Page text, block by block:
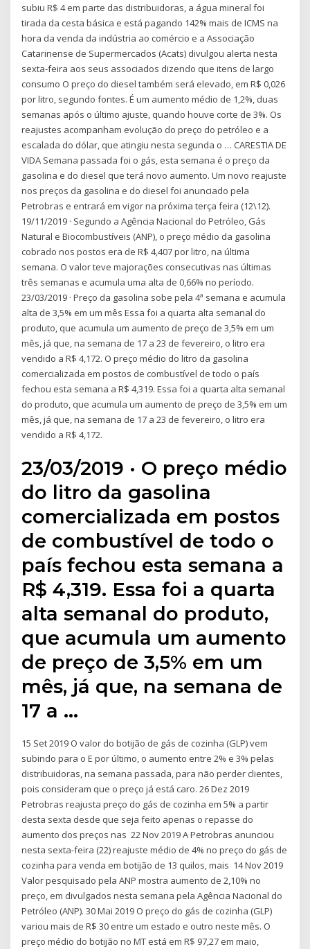
subiu R$ 4 em parte das distribuidoras, a água mineral foi
tirada da cesta básica e está pagando 142% mais de ICMS na
hora da venda da indústria ao comércio e a Associação
Catarinense de Supermercados (Acats) divulgou alerta nesta
sexta-feira aos seus associados dizendo que itens de largo
consumo O preço do diesel também será elevado, em R$ 0,026
por litro, segundo fontes. É um aumento médio de 1,2%, duas
semanas após o último ajuste, quando houve corte de 3%. Os
reajustes acompanham evolução do preço do petróleo e a
escalada do dólar, que atingiu nesta segunda o … CARESTIA DE
VIDA Semana passada foi o gás, esta semana é o preço da
gasolina e do diesel que terá novo aumento. Um novo reajuste
nos preços da gasolina e do diesel foi anunciado pela
Petrobras e entrará em vigor na próxima terça feira (12\12).
19/11/2019 · Segundo a Agência Nacional do Petróleo, Gás
Natural e Biocombustíveis (ANP), o preço médio da gasolina
cobrado nos postos era de R$ 4,407 por litro, na última
semana. O valor teve majorações consecutivas nas últimas
três semanas e acumula uma alta de 0,66% no período.
23/03/2019 · Preço da gasolina sobe pela 4ª semana e acumula
alta de 3,5% em um mês Essa foi a quarta alta semanal do
produto, que acumula um aumento de preço de 3,5% em um
mês, já que, na semana de 17 a 23 de fevereiro, o litro era
vendido a R$ 4,172. O preço médio do litro da gasolina
comercializada em postos de combustível de todo o país
fechou esta semana a R$ 4,319. Essa foi a quarta alta semanal
do produto, que acumula um aumento de preço de 3,5% em um
mês, já que, na semana de 17 a 23 de fevereiro, o litro era
vendido a R$ 4,172.
23/03/2019 · O preço médio
do litro da gasolina
comercializada em postos
de combustível de todo o
país fechou esta semana a
R$ 4,319. Essa foi a quarta
alta semanal do produto,
que acumula um aumento
de preço de 3,5% em um
mês, já que, na semana de
17 a …
15 Set 2019 O valor do botijão de gás de cozinha (GLP) vem
subindo para o E por último, o aumento entre 2% e 3% pelas
distribuidoras, na semana passada, para não perder clientes,
pois consideram que o preço já está caro. 26 Dez 2019
Petrobras reajusta preço do gás de cozinha em 5% a partir
desta sexta desde que seja feito apenas o repasse do
aumento dos preços nas 22 Nov 2019 A Petrobras anunciou
nesta sexta-feira (22) reajuste médio de 4% no preço do gás de
cozinha para venda em botijão de 13 quilos, mais 14 Nov 2019
Valor pesquisado pela ANP mostra aumento de 2,10% no
preço, em divulgados nesta semana pela Agência Nacional do
Petróleo (ANP). 30 Mai 2019 O preço do gás de cozinha (GLP)
variou mais de R$ 30 entre um estado e outro neste mês. O
preço médio do botijão no MT está em R$ 97,27 em maio,